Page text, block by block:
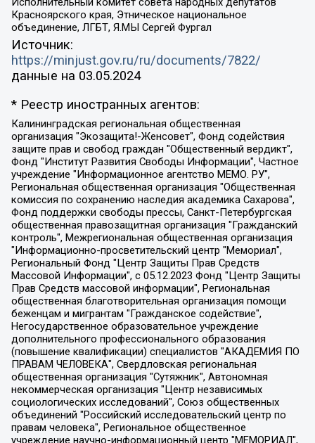
Красноярского края, Этническое национальное
объединение, ЛГБТ, Я.МЫ Сергей Фургал
Источник:
https://minjust.gov.ru/ru/documents/7822/
данные на 03.05.2024
* Реестр иностранных агентов:
Калининградская региональная общественная организация "Экозащита!-Женсовет", Фонд содействия защите прав и свобод граждан "Общественный вердикт", Фонд "Институт Развития Свободы Информации", Частное учреждение "Информационное агентство МЕМО. РУ", Региональная общественная организация "Общественная комиссия по сохранению наследия академика Сахарова", Фонд поддержки свободы прессы, Санкт-Петербургская общественная правозащитная организация "Гражданский контроль", Межрегиональная общественная организация "Информационно-просветительский центр "Мемориал", Региональный Фонд "Центр Защиты Прав Средств Массовой Информации", с 05.12.2023 Фонд "Центр Защиты Прав Средств массовой информации", Региональная общественная благотворительная организация помощи беженцам и мигрантам "Гражданское содействие", Негосударственное образовательное учреждение дополнительного профессионального образования (повышение квалификации) специалистов "АКАДЕМИЯ ПО ПРАВАМ ЧЕЛОВЕКА", Свердловская региональная общественная организация "Сутяжник", Автономная некоммерческая организация "Центр независимых социологических исследований", Союз общественных объединений "Российский исследовательский центр по правам человека", Региональное общественное учреждение научно-информационный центр "МЕМОРИАЛ", Некоммерческая организация "Фонд защиты гласности", Автономная некоммерческая организация "Институт прав человека", Городская общественная организация "Екатеринбургское общество "МЕМОРИАЛ", Городская общественная организация "Рязанское историко-просветительское и правозащитное общество "Мемориал" (Рязанский Мемориал), Челябинский региональный орган общественной самодеятельности – женское общественное объединение "Женщины Евразии", Челябинский региональный орган общественной самодеятельности "Уральская правозащитная группа", Фонд содействия защите здоровья и социальной справедливости имени Андрея Рылькова, Автономная Некоммерческая Организация "Аналитический Центр Юрия Левады", Автономная некоммерческая организация социальной поддержки населения "Проект Апрель", Региональная общественная организация помощи женщинам и детям, находящимся в кризисной ситуации "Информационно-методический центр "Анна", Фонд содействия развитию массовых коммуникаций и правовому просвещению "Так-так-Так", Фонд содействия устойчивому развитию "Серебряная тайга", Свердловский региональный общественный фонд социальных проектов "Новое время", "Idel.Реалии", Кавказ.Реалии, Крым.Реалии, Телеканал Настоящее Время, Татаро-башкирская служба Радио Свобода (Azatliq Radiosi), Радио Свободная Европа/Радио Свобода (PCE/PC), "Сибирь.Реалии", "Фактограф", Благотворительный фонд помощи осужденным и их семьям, Автономная некоммерческая организация "Институт глобализации и социальных движений", Фонд "В защиту прав заключенных", Частное учреждение "Центр поддержки и содействия развитию средств массовой информации", Пензенский региональный общественный благотворительный фонд "Гражданский союз", "Север.Реалии", Некоммерческая организация Фонд "Правовая инициатива", Общество с ограниченной ответственностью "Радио Свободная Европа/Радио Свобода", Чешское информационное агентство "MEDIUM-ORIENT", Красноярская региональная общественная организация "Мы против СПИДа", Камалягин Денис Николаевич, Маркелов Сергей Евгеньевич, Пономарев Лев Александрович, Савицкая Людмила Алексеевна, Автономная некоммерческая организация "Центр по работе с проблемой насилия "НАСИЛИЮ.НЕТ", Межрегиональный профессиональный союз работников здравоохранения "Альянс врачей", Юридическое лицо, зарегистрированное в Латвийской Республике, SIA "Medusa Project" (регистрационный номер 40103797863, дата регистрации 10.06.2014), Некоммерческая организация "Фонд по борьбе с коррупцией", Автономная некоммерческая организация "Институт права и публичной политики", Баданин Роман Сергеевич, Гликин Максим Александрович, Железнова Мария Михайловна, Лукьянова Юлия Сергеевна, Маетная Елизавета Витальевна, Маняхин Петр Борисович, Чуракова Ольга Владимировна, Ярош Юлия Петровна, Юридическое лицо "The Insider SIA", зарегистрированное в Риге, Латвийская Республика (дата регистрации 26.06.2015), являющееся администратором доменного имени интернет-издания "The Insider SIA", https://theins.ru, Постернак Алексей Евгеньевич, Рубин Михаил Аркадьевич, Анин Роман Александрович, Юридическое лицо Istories fonds, зарегистрированное в Латвийской Республике (регистрационный номер 50008295751, дата регистрации 24.02.2020), Великовский Дмитрий Александрович, Долинина Ирина Николаевна, Мароховская Алеся Алексеевна, Шлейнов Роман Юрьевич, Шмагун Олеся Валентиновна, Общество с ограниченной ответственностью "Альтаир 2021", Общество с ограниченной ответственностью "Вега 2021", Общество с ограниченной ответственностью "Главный редактор 2021", Общество с ограниченной ответственностью "Ромашки монолит", Важенков Артем Валерьевич, Ивановская областная общественная организация "Центр гендерных исследований", Гурман Юрий Альбертович, Медиапроект "ОВД-Инфо", Егоров Владимир Владимирович, Жилинский Владимир Александрович, Общество с ограниченной ответственностью "ЗП", Иванова София Юрьевна, Карезина Инна Павловна, Кильтау Екатерина Викторовна, Петров Алексей Викторович, Пискунов Сергей Евгеньевич, Смирнов Сергей Сергеевич, Тихонов Михаил Сергеевич, Общество с ограниченной ответственностью "ЖУРНАЛИСТ-ИНОСТРАННЫЙ АГЕНТ", Арапова Галина Юрьевна, Вольтская Татьяна Анатольевна, Американская компания "Mason G.E.S. Anonymous Foundation" (США), являющаяся владельцем интернет-издания https://mnews.world/, Компания "Stichting Bellingcat", зарегистрированная в Нидерландах (дата регистрации 11.07.2018), Захаров Андрей Вячеславович, Клепиковская Екатерина Дмитриевна, Общество с ограниченной ответственностью "МЕМО", Перл Роман Александрович, Симонов Евгений Алексеевич, Соловьева Елена Анатольевна, Сотников Даниил Владимирович, Сурначева Елизавета Дмитриевна, Автономная некоммерческая организация по защите прав человека и информированию населения "Якутия – Наше Мнение", Общество с ограниченной ответственностью "Москоу диджитал медиа", с 26.01.2023 Общество с ограниченной ответственностью "Чайка Белые сады", Ветошкина Валерия Валерьевна, Заговора Максим Александрович, Межрегиональное общественное движение "Российская ЛГБТ - сеть", Оленичев Максим Владимирович, Павлов Иван Юрьевич, Скворцова Елена Сергеевна, Общество с ограниченной ответственностью "Как бы инагент", Кочетков Игорь Викторович, Общество с ограниченной ответственностью "Честные выборы", Еланчик Олег Александрович, Общество с ограниченной ответственностью "Нобелевский призыв", Гималова Регина Эмилевна, Григорьев Андрей Валерьевич, Григорьева Алина Александровна, Ассоциация по содействию защите прав призывников, альтернативнослужащих и военнослужащих "Правозащитная группа "Гражданин.Армия.Право", Хисамова Регина Фаритовна, Автономная некоммерческая организация по реализации социально-правовых программ "Лилит", Дальневосточное общественное движение "Маяк", Санкт-Петербургская ЛГБТ-инициативная группа "Выход", Инициативная группа ЛГБТ+ "Реверс", Алексеев Андрей Викторович, Бекбулатова Таисия Львовна, Беляев Иван Михайлович, Владыкина Елена Сергеевна, Гельман Марат Александрович, Никульшина Вероника Юрьевна, Толоконникова Надежда Андреевна, Шендерович Виктор Анатольевич, Общество с ограниченной ответственностью "Данное сообщение", Общество с ограниченной ответственностью Издательский дом "Новая глава", Айнбиндер Александра Александровна, Московский комьюнити-центр для ЛГБТ+инициатив, Благотворительный фонд развития филантропии, Deutsche Welle (Германия, Kurt-Schumacher-Strasse 3, 53113 Bonn), Борзунова Мария Михайловна, Воробьев Виктор Викторович, Голубева Анна Львовна, Константинова Алла Михайловна, Малкова Ирина Владимировна, Мурадов Мурад Абдулгалимович, Осетинская Елизавета Николаевна, Понасенков Евгений Николаевич, Ганапольский Матвей Юрьевич, Киселев Евгений Алексеевич, Борухович Ирина Григорьевна, Дремин Иван Тимофеевич, Дубровский Дмитрий Викторович, Красноярская региональная общественная организация поддержки и развития альтернативных образовательных технологий и межкультурных коммуникаций "ИНТЕРРА", Маяковская Екатерина Алексеевна, Фейгин Марк Захарович, Филимонов Андрей Викторович, Дзугкоева Регина Николаевна, Доброхотов Роман Александрович, Дудь Юрий Александрович, Елкин Сергей Владимирович, Кругликов Кирилл Игоревич, Сабунаева Мария Леонидовна, Семенов Алексей Владимирович, Шаинян Карен Багратович, Шульман Екатерина Михайловна, Асафьев Артур Валерьевич, Вахштайн Виктор Семенович, Венедиктов Алексей Алексеевич, Лушникова Екатерина Евгеньевна, Волков Леонид Михайлович, Невзоров Александр Глебович, Пархоменко Сергей Борисович, Сироткин Ярослав Николаевич, Кара-Мурза Владимир Владимирович, Баранова Наталья Владимировна, Гозман Леонид Яковлевич, Кагарлицкий Борис Юльевич, Климарев Михаил Валерьевич, Милов Владимир Станиславович, Автономная некоммерческая организация Краснодарский центр современного искусства "Типография", Моргенштерн Алишер Тагирович, Соболь Любовь Эдуардовна, Общество с ограниченной ответственностью "ЛИЗА НОРМ", Каспаров Гарри Кимович, Ходорковский Михаил Борисович, Общество с ограниченной ответственностью "Апрельские тезисы", Данилович Ирина Брониславовна, Кашин Олег Владимирович, Петров Николай Владимирович, Пивоваров Алексей Владимирович, Соколов Михаил Владимирович, Цветкова Юлия Владимировна, Чичваркин Евгений Александрович, Комитет против пыток/Команда против пыток, Общество с ограниченной ответственностью "Первый научный", Общество с ограниченной ответственностью "Вертолет и ко", Белоцерковская Вероника Борисовна, Кац Максим Евгеньевич, Лазарева Татьяна Юрьевна, Шаведдинов Руслан Табризович, Яшин Илья Валерьевич, Общество с ограниченной ответственностью "Иноагент ААВ", Алешковский Дмитрий Петрович, Альбац Евгения Марковна, Быков Дмитрий Львович, Галямина Юлия Евгеньевна, Лойко Сергей Леонидович, Мартынов Кирилл Константинович, Медведев Сергей Александрович, Крашенинников Федор Геннадиевич, Гордеева Катерина Вл